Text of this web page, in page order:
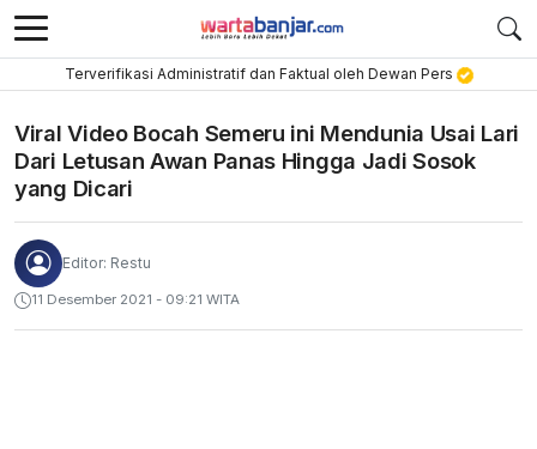
Terverifikasi Administratif dan Faktual oleh Dewan Pers
Viral Video Bocah Semeru ini Mendunia Usai Lari
Dari Letusan Awan Panas Hingga Jadi Sosok
yang Dicari
Editor: Restu
11 Desember 2021 - 09:21 WITA